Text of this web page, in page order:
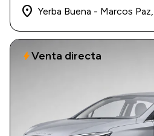
place Yerba Buena - Marcos
boltVenta directa